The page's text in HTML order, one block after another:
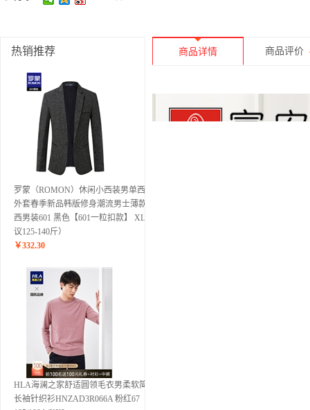
热销推荐
罗蒙（ROMON）休闲小西装男单西服
外套春季新品韩版修身潮流男士薄款便
西男装601 黑色【601一粒扣款】 XL(建
议125-140斤）
￥332.30
HLA海澜之家舒适圆领毛衣男柔软简约
长袖针织衫HNZAD3R066A 粉红67
商品详情 商品评价